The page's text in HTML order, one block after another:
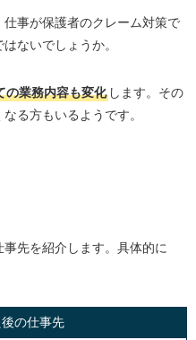
事が保護者のクレーム対策で
ないでしょうか。
の業務内容も変化します。その
る方もいるようです。
先を紹介します。具体的に
の仕事先